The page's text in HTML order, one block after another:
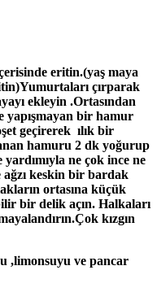
eritin.(yaş maya
çırparak
ekleyin .Ortasından
yapışmayan bir hamur
geçirerek ılık bir
hamuru 2 dk yoğurup
ne çok ince ne
ağzı keskin bir bardak
ortasına küçük
bir delik açın. Halkaları
kızgın
,limonsuyu ve pancar